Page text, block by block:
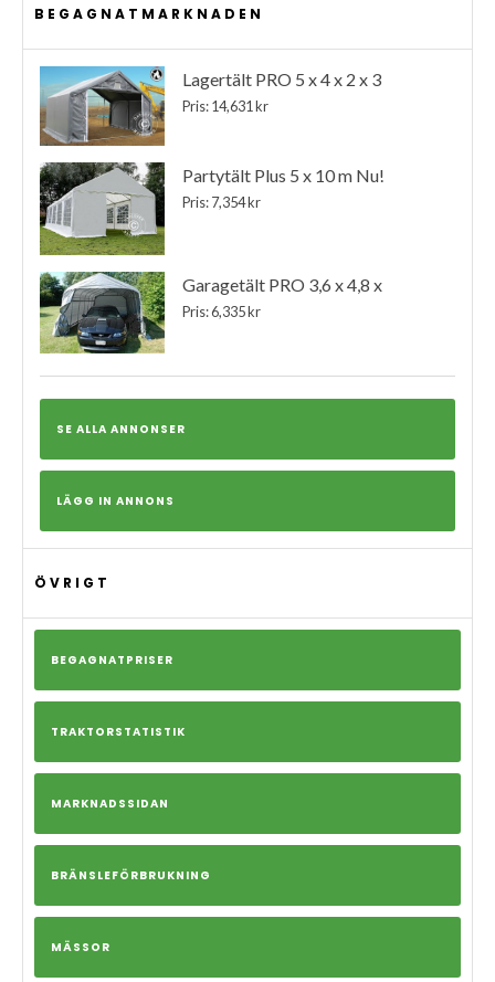
BEGAGNATMARKNADEN
Lagertält PRO 5 x 4 x 2 x 3
Pris: 14,631 kr
Partytält Plus 5 x 10 m Nu!
Pris: 7,354 kr
Garagetält PRO 3,6 x 4,8 x
Pris: 6,335 kr
SE ALLA ANNONSER
LÄGG IN ANNONS
ÖVRIGT
BEGAGNATPRISER
TRAKTORSTATISTIK
MARKNADSSIDAN
BRÄNSLEFÖRBRUKNING
MÄSSOR